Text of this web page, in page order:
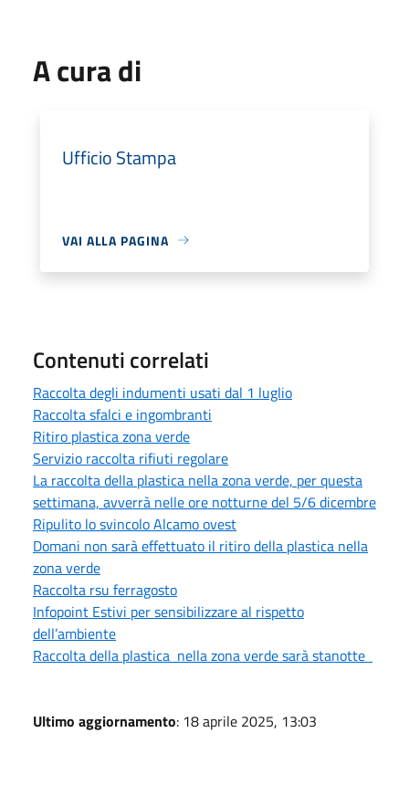
A cura di
Ufficio Stampa
VAI ALLA PAGINA
Contenuti correlati
Raccolta degli indumenti usati dal 1 luglio
Raccolta sfalci e ingombranti
Ritiro plastica zona verde
Servizio raccolta rifiuti regolare
La raccolta della plastica nella zona verde, per questa
settimana, avverrà nelle ore notturne del 5/6 dicembre
Ripulito lo svincolo Alcamo ovest
Domani non sarà effettuato il ritiro della plastica nella
zona verde
Raccolta rsu ferragosto
Infopoint Estivi per sensibilizzare al rispetto
dell’ambiente
Raccolta della plastica nella zona verde sarà stanotte
Ultimo aggiornamento: 18 aprile 2025, 13:03